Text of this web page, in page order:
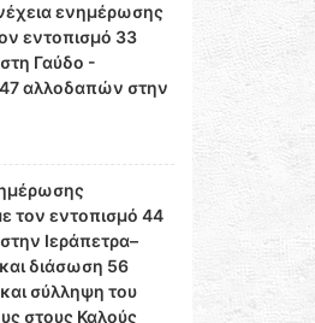
ενημέρωσης
εντοπισμό 33
Γαύδο -
αλλοδαπών στην
τον εντοπισμό 44
Ιεράπετρα–
διάσωση 56
σύλληψη του
στους Καλούς